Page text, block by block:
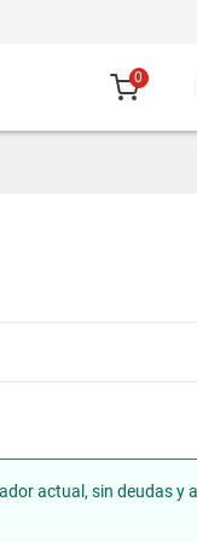
0
Renovación
actual, sin deudas y